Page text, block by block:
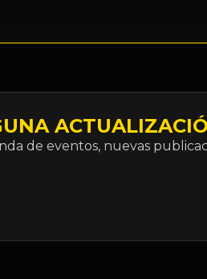
de eventos, nuevas